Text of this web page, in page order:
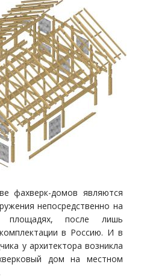
фахверк-домов являются
непосредственно на
площадях, после лишь
в Россию. И в
у архитектора возникла
дом на местном